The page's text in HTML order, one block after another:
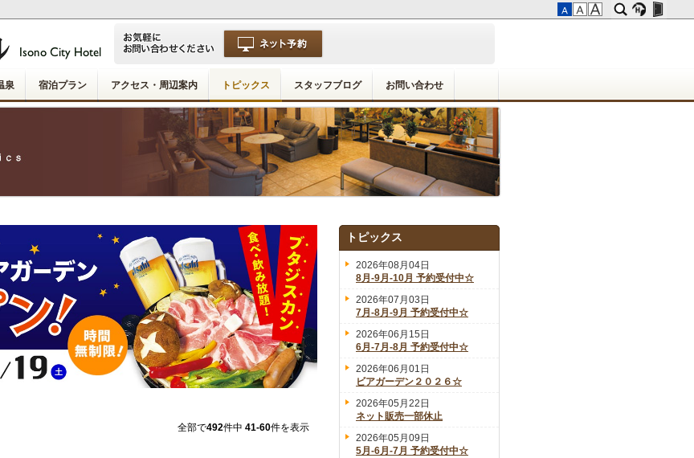
泉 宿泊プラン アクセス・周辺案内 トピックス スタッフブログ お問い合わせ
全部で492件中 41-60件を表示
トピックス
2026年08月04日
8月-9月-10月 予約受付中☆
2026年07月03日
7月-8月-9月 予約受付中☆
2026年06月15日
6月-7月-8月 予約受付中☆
2026年06月01日
ビアガーデン２０２６☆
2026年05月22日
ネット販売一部休止
2026年05月09日
5月-6月-7月 予約受付中☆